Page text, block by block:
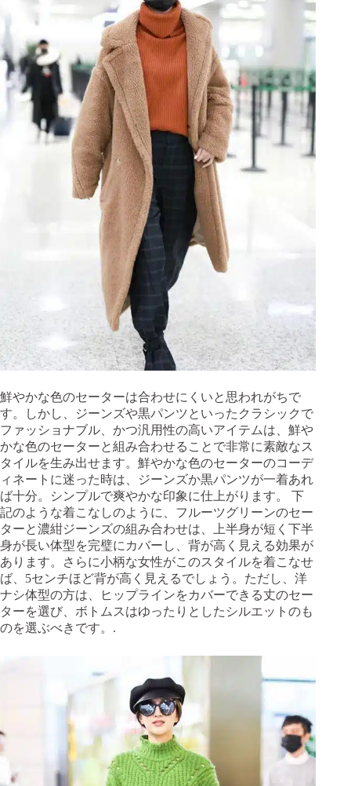
鮮やかな色のセーターは合わせにくいと思われがちで
す。しかし、ジーンズや黒パンツといったクラシックで
ファッショナブル、かつ汎用性の高いアイテムは、鮮や
かな色のセーターと組み合わせることで非常に素敵なス
タイルを生み出せます。鮮やかな色のセーターのコーデ
ィネートに迷った時は、ジーンズか黒パンツが一着あれ
ば十分。シンプルで爽やかな印象に仕上がります。 下
記のような着こなしのように、フルーツグリーンのセー
ターと濃紺ジーンズの組み合わせは、上半身が短く下半
身が長い体型を完璧にカバーし、背が高く見える効果が
あります。さらに小柄な女性がこのスタイルを着こなせ
ば、5センチほど背が高く見えるでしょう。ただし、洋
ナシ体型の方は、ヒップラインをカバーできる丈のセー
ターを選び、ボトムスはゆったりとしたシルエットのも
のを選ぶべきです。.